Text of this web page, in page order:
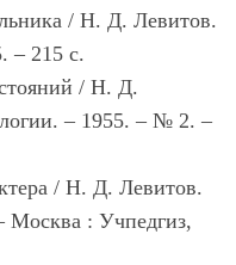
/ Н. Д. Левитов.
– 215 с.
/ Н. Д.
– 1955. – № 2. –
/ Н. Д. Левитов.
Москва : Учпедгиз,